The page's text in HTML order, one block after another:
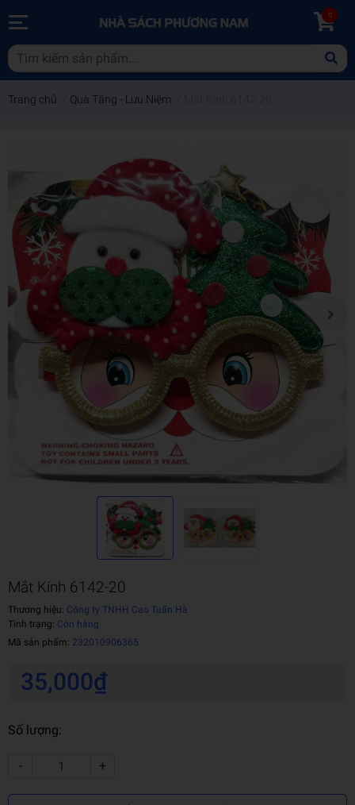
0
Trang chủ Quà Tặng - Lưu Niệm
Mắt Kính 6142-20
Thương hiệu: Công ty TNHH Cao Tuấn Hà
Tình trạng: Còn hàng
Mã sản phẩm: 232010906365
35,000₫
Số lượng:
- +